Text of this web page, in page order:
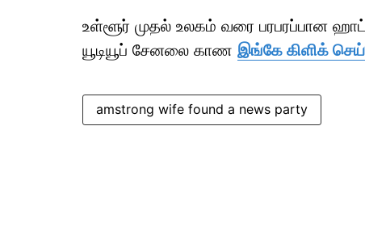
உள்ளூர் முதல் உலகம் வரை பரபரப்பான
யூடியூப் சேனலை காண இங்கே கிளிக்
amstrong wife found a news party